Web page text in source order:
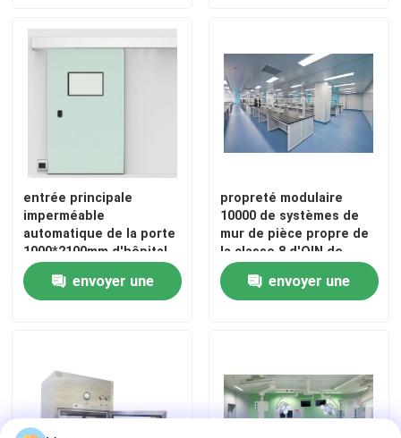
Pièce propre modulaire
table d'opération chirurgicale
pendentif plafond médical
Lumière chirurgicale de LED
Bloc opératoire de l'hôpital
Porte pharmaceutique de pièce propre
entrée principale
imperméable
automatique de la porte
1000*2100mm d'hôpital
d'acier inoxydable de
1.0mm
envoyer une
propreté modulaire
10000 de systèmes de
mur de pièce propre de
la classe 8 d'OIN de
100mm
envoyer une